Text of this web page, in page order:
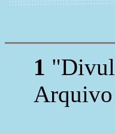
1
Arquivo